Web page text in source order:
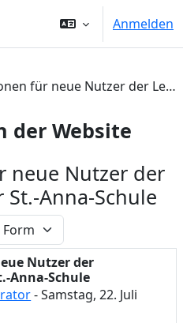
Anmelden
Informationen für neue Nutzer der Lernplattform der St.-Anna-Schule
der Website
Nutzer der
Anna-Schule
Nutzer der
Anna-Schule
-Samstag, 22. Juli